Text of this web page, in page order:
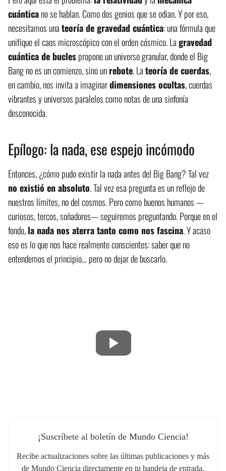
cuánticano se hablan. Como dos genios que se odian. Y por eso,
necesitamos unateoría de gravedad cuántica: una fórmula que
unifique el caos microscópico con el orden cósmico. Lagravedad
cuántica de buclespropone un universo granular, donde el Big
Bang no es un comienzo, sino unrebote. Lateoría de cuerdas,
en cambio, nos invita a imaginardimensiones ocultas, cuerdas
vibrantes y universos paralelos como notas de una sinfonía
desconocida.
Epílogo: la nada, ese espejo incómodo
Entonces, ¿cómo pudo existir la nada antes del Big Bang? Tal vez
no existió en absoluto. Tal vez esa pregunta es un reflejo de
nuestros límites, no del cosmos. Pero como buenos humanos —
curiosos, tercos, soñadores— seguiremos preguntando. Porque en el
fondo,la nada nos aterra tanto como nos fascina. Y acaso
eso es lo que nos hace realmente conscientes: saber que no
entendemos el principio… pero no dejar de buscarlo.
¡Suscríbete al boletín de Mundo Ciencia!
Recibe actualizaciones sobre las últimas publicaciones y más
de Mundo Ciencia directamente en tu bandeja de entrada.